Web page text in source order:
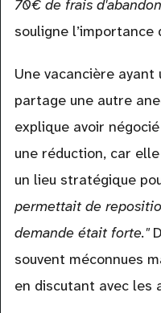
70€ de frais
souligne
Une vacancière
partage une autre
explique avoir
une réduction, car
un lieu stratégique
permettait de
demande était forte."
souvent méconnues
en discutant avec les